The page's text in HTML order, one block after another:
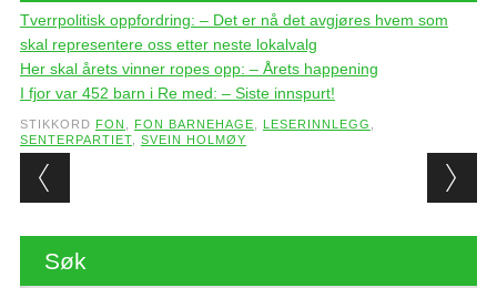
Tverrpolitisk oppfordring: – Det er nå det avgjøres hvem som
skal representere oss etter neste lokalvalg
Her skal årets vinner ropes opp: – Årets happening
I fjor var 452 barn i Re med: – Siste innspurt!
STIKKORD FON FON BARNEHAGE LESERINNLEGG
SENTERPARTIET, SVEIN HOLMØY
Post navigation
Søk